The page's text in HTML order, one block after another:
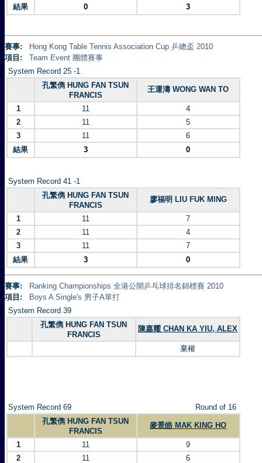
結果
0 3
賽事:
Hong Kong Table Tennis Association Cup 乒總盃 2010
項目:
Team Event 團體賽事
System Record 25 -1
孔繁儁 HUNG FAN TSUN
FRANCIS
王運濤 WONG WAN TO
1 11
4
2
11
5
3
11
6
結果
3 0
System Record 41 -1
孔繁儁 HUNG FAN TSUN
FRANCIS
廖福明 LIU FUK MING
1 11
7
2
11
4
3
11
7
結果
3 0
賽事:
Ranking Championships 全港公開乒乓球排名錦標賽 2010
項目:
Boys A Single's 男子A單打
System Record 39
孔繁儁 HUNG FAN TSUN
FRANCIS
陳嘉耀 CHAN KA YIU, ALEX
棄權
System Record 69
Round of 16
孔繁儁 HUNG FAN TSUN
FRANCIS
麥景皓 MAK KING HO
1 11
9
2
11
6